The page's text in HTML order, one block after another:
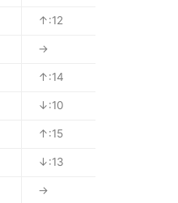
↑:12
→
↑:14
↓:10
↑:15
↓:13
→